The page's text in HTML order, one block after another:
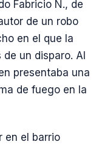
Fabricio N., de
de un robo
en el que la
un disparo. Al
presentaba una
de fuego en la
en el barrio